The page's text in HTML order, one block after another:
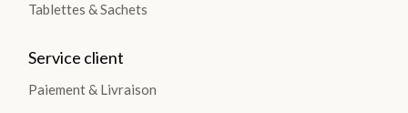
Tablettes & Sachets
Service client
Paiement & Livraison